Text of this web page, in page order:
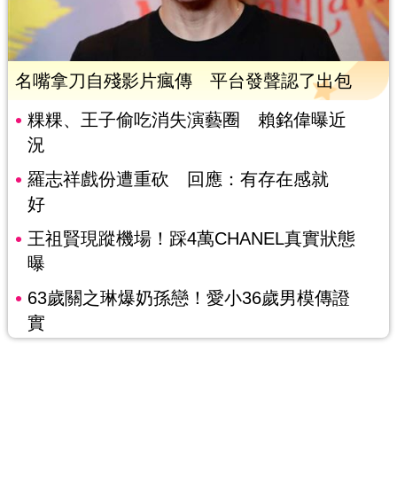
名嘴拿刀自殘影片瘋傳 平台發聲認了出包
粿粿、王子偷吃消失演藝圈 賴銘偉曝近
況
羅志祥戲份遭重砍 回應：有存在感就
好
王祖賢現蹤機場！踩4萬CHANEL真實狀態
曝
63歲關之琳爆奶孫戀！愛小36歲男模傳證
實